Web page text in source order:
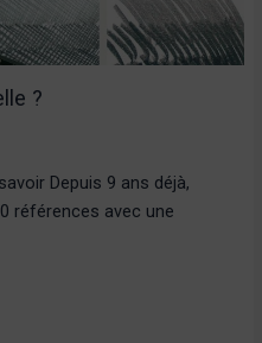
?
Depuis 9 ans déjà,
références avec une